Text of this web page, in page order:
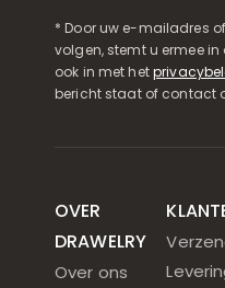
* Door uw e-mailadres
volgen, stemt u ermee
ook in met het
bericht staat of contact
OVER
DRAWELRY
Over ons